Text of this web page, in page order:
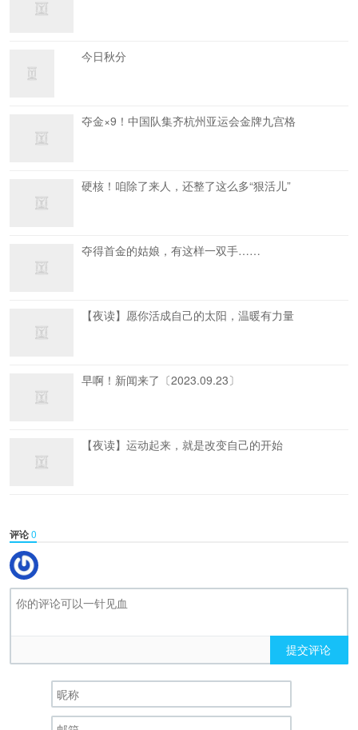
今日秋分
夺金×9！中国队集齐杭州亚运会金牌九宫格
硬核！咱除了来人，还整了这么多“狠活儿”
夺得首金的姑娘，有这样一双手……
【夜读】愿你活成自己的太阳，温暖有力量
早啊！新闻来了〔2023.09.23〕
【夜读】运动起来，就是改变自己的开始
评论0
提交评论